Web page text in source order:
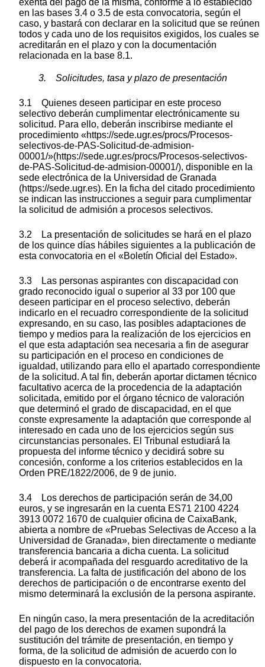
en las bases 3.4 o 3.5 de esta convocatoria, según el
caso, y bastará con declarar en la solicitud que se reúnen
todos y cada uno de los requisitos exigidos, los cuales se
acreditarán en el plazo y con la documentación
relacionada en la base 8.1.
3. Solicitudes, tasa y plazo de presentación
3.1 Quienes deseen participar en este proceso
selectivo deberán cumplimentar electrónicamente su
solicitud. Para ello, deberán inscribirse mediante el
procedimiento «https://sede.ugr.es/procs/Procesos-
selectivos-de-PAS-Solicitud-de-admision-
00001/»(https://sede.ugr.es/procs/Procesos-selectivos-
de-PAS-Solicitud-de-admision-00001/), disponible en la
sede electrónica de la Universidad de Granada
(https://sede.ugr.es). En la ficha del citado procedimiento
se indican las instrucciones a seguir para cumplimentar
la solicitud de admisión a procesos selectivos.
3.2 La presentación de solicitudes se hará en el plazo
de los quince días hábiles siguientes a la publicación de
esta convocatoria en el «Boletín Oficial del Estado».
3.3 Las personas aspirantes con discapacidad con
grado reconocido igual o superior al 33 por 100 que
deseen participar en el proceso selectivo, deberán
indicarlo en el recuadro correspondiente de la solicitud
expresando, en su caso, las posibles adaptaciones de
tiempo y medios para la realización de los ejercicios en
el que esta adaptación sea necesaria a fin de asegurar
su participación en el proceso en condiciones de
igualdad, utilizando para ello el apartado correspondiente
de la solicitud. A tal fin, deberán aportar dictamen técnico
facultativo acerca de la procedencia de la adaptación
solicitada, emitido por el órgano técnico de valoración
que determinó el grado de discapacidad, en el que
conste expresamente la adaptación que corresponde al
interesado en cada uno de los ejercicios según sus
circunstancias personales. El Tribunal estudiará la
propuesta del informe técnico y decidirá sobre su
concesión, conforme a los criterios establecidos en la
Orden PRE/1822/2006, de 9 de junio.
3.4 Los derechos de participación serán de 34,00
euros, y se ingresarán en la cuenta ES71 2100 4224
3913 0072 1670 de cualquier oficina de CaixaBank,
abierta a nombre de «Pruebas Selectivas de Acceso a la
Universidad de Granada», bien directamente o mediante
transferencia bancaria a dicha cuenta. La solicitud
deberá ir acompañada del resguardo acreditativo de la
transferencia. La falta de justificación del abono de los
derechos de participación o de encontrarse exento del
mismo determinará la exclusión de la persona aspirante.
En ningún caso, la mera presentación de la acreditación
del pago de los derechos de examen supondrá la
sustitución del trámite de presentación, en tiempo y
forma, de la solicitud de admisión de acuerdo con lo
dispuesto en la convocatoria.